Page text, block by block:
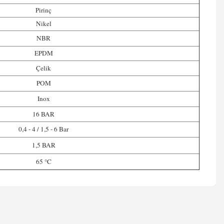
Pirinç
Nikel
NBR
EPDM
Çelik
POM
Inox
16 BAR
0,4 - 4 / 1,5 - 6 Bar
1,5 BAR
65 °C